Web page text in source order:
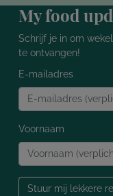
My food
Schrijf je in om
te ontvangen!
E-mailadres
Voornaam
Stuur mij lekkere